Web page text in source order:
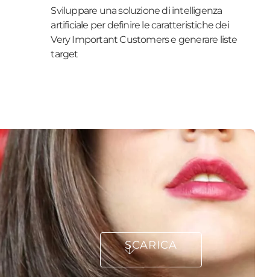
Sviluppare una soluzione di intelligenza
artificiale per definire le caratteristiche dei
Very Important Customers e generare liste
target
SCARICA